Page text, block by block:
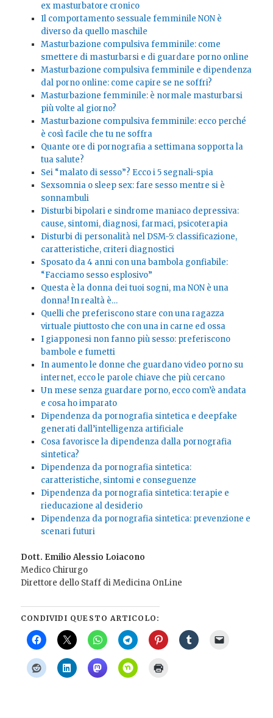
ex masturbatore cronico
Il comportamento sessuale femminile NON è
diverso da quello maschile
Masturbazione compulsiva femminile: come
smettere di masturbarsi e di guardare porno online
Masturbazione compulsiva femminile e dipendenza
dal porno online: come capire se ne soffri?
Masturbazione femminile: è normale masturbarsi
più volte al giorno?
Masturbazione compulsiva femminile: ecco perché
è così facile che tu ne soffra
Quante ore di pornografia a settimana sopporta la
tua salute?
Sei “malato di sesso”? Ecco i 5 segnali-spia
Sexsomnia o sleep sex: fare sesso mentre si è
sonnambuli
Disturbi bipolari e sindrome maniaco depressiva:
cause, sintomi, diagnosi, farmaci, psicoterapia
Disturbi di personalità nel DSM-5: classificazione,
caratteristiche, criteri diagnostici
Sposato da 4 anni con una bambola gonfiabile:
“Facciamo sesso esplosivo”
Questa è la donna dei tuoi sogni, ma NON è una
donna! In realtà è…
Quelli che preferiscono stare con una ragazza
virtuale piuttosto che con una in carne ed ossa
I giapponesi non fanno più sesso: preferiscono
bambole e fumetti
In aumento le donne che guardano video porno su
internet, ecco le parole chiave che più cercano
Un mese senza guardare porno, ecco com’è andata
e cosa ho imparato
Dipendenza da pornografia sintetica e deepfake
generati dall’intelligenza artificiale
Cosa favorisce la dipendenza dalla pornografia
sintetica?
Dipendenza da pornografia sintetica:
caratteristiche, sintomi e conseguenze
Dipendenza da pornografia sintetica: terapie e
rieducazione al desiderio
Dipendenza da pornografia sintetica: prevenzione e
scenari futuri
Dott. Emilio Alessio Loiacono
Medico Chirurgo
Direttore dello Staff di Medicina OnLine
CONDIVIDI QUESTO ARTICOLO: